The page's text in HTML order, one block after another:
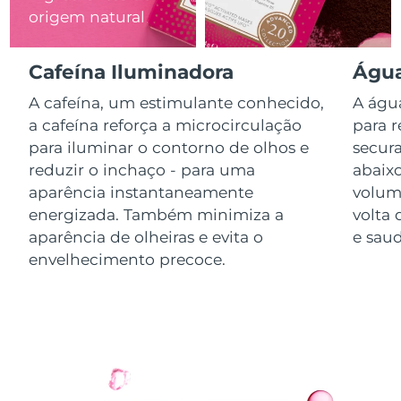
origem natural
Cafeína Iluminadora
A cafeína, um estimulante conhecido,
a cafeína reforça a microcirculação
para iluminar o contorno de olhos e
reduzir o inchaço - para uma
aparência instantaneamente
energizada. Também minimiza a
aparência de olheiras e evita o
envelhecimento precoce.
A
para
volta
e
Luxemburgo Entrega prevista 08/08/2026
Macau, RAE da
China
Entrega prevista 10/08/2026
Malásia Entrega prevista 11/08/2026
Malta 08/08/2026
México
Mônaco Entrega prevista 09/08/2026